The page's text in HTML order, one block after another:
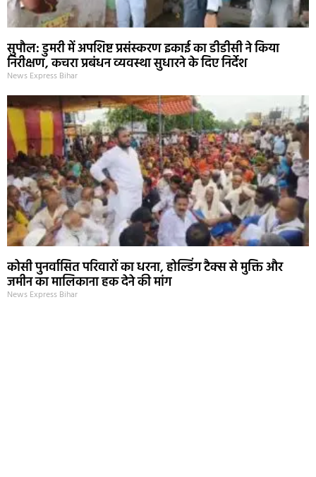
सुपौल: डुमरी में अपशिष्ट प्रसंस्करण इकाई का डीडीसी ने किया
निरीक्षण, कचरा प्रबंधन व्यवस्था सुधारने के दिए निर्देश
News Express Bihar
कोसी पुनर्वासित परिवारों का धरना, होल्डिंग टैक्स से मुक्ति और
जमीन का मालिकाना हक देने की मांग
News Express Bihar